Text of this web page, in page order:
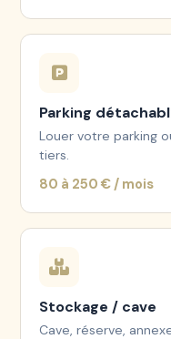
Parking
Louer votre parking
tiers.
80 à 250 € / mois
Stockage / cave
Cave, réserve,